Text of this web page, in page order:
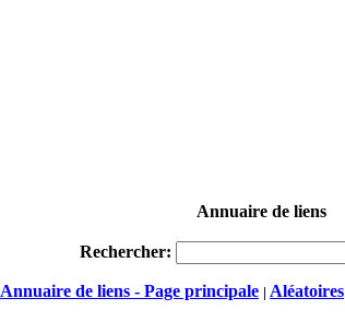
Annuaire de liens
Rechercher:
Annuaire de liens - Page principale | Aléatoires